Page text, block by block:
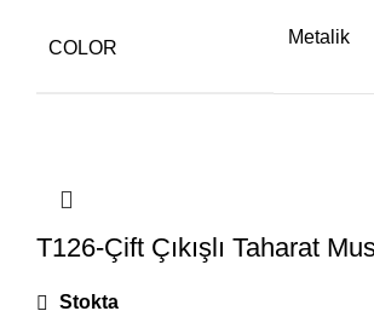
COLOR
Metalik
T126-Çift Çıkışlı Taharat
Stokta